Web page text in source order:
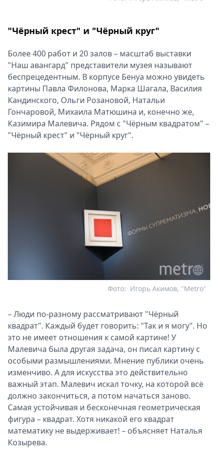
"Чёрный крест" и "Чёрный круг"
Более 400 работ и 20 залов – масштаб выставки
"Наш авангард" представители музея называют
беспрецедентным. В корпусе Бенуа можно увидеть
картины Павла Филонова, Марка Шагала, Василия
Кандинского, Ольги Розановой, Натальи
Гончаровой, Михаила Матюшина и, конечно же,
Казимира Малевича. Рядом с "Чёрным квадратом" –
"Чёрный крест" и "Чёрный круг".
Игорь Акимов, "Metro"
Фото:
– Люди по-разному рассматривают "Чёрный
квадрат". Каждый будет говорить: "Так и я могу". Но
это не имеет отношения к самой картине! У
Малевича была другая задача, он писал картину с
особыми размышлениями. Мнение публики очень
изменчиво. А для искусства это действительно
важный этап. Малевич искал точку, на которой всё
должно закончиться, а потом начаться заново.
Самая устойчивая и бесконечная геометрическая
фигура – квадрат. Хотя никакой его квадрат
математику не выдерживает! – объясняет Наталья
Козырева.